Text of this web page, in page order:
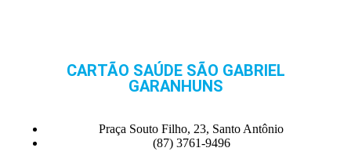
CARTÃO SAÚDE SÃO GABRIEL
GARANHUNS
Praça Souto Filho, 23, Santo Antônio
(87) 3761-9496